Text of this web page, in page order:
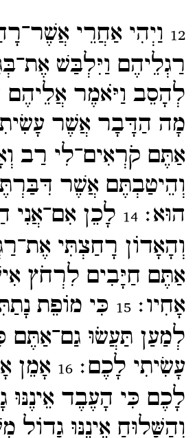
12 וַיְהִי אַחֲרֵי
רַגְלֵיהֶם וַיִּלְבַּשׁ
לְהָסֵב וַיֹּאמֶר
מָה הַדָּבָר אֲשֶׁר
אַתֶּם קֹרְאִים־​לִי רַב
וְהֵיטַבְתֶּם אֲשֶׁר
הוּא׃14 לָכֵן אִם־​אֲנִי
וְהָאָדוֹן רָחַצְתִּי
אַתֶּם חַיָּבִים לִרְחֹץ
אָחִיו׃15 כִּי מוֹפֵת
לְמַעַן תַּעֲשֹוּ גַם־​אַתֶּם
עָשִׂיתִי לָכֶם׃16 אָמֵן
לָכֶם כִּי הָעֶבֶד אֵינֶנּוּ
וְהַשָּׁלוּחַ אֵינֶנּוּ גָדוֹל